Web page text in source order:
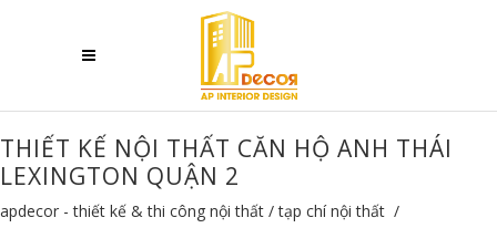
THIẾT KẾ NỘI THẤT CĂN HỘ ANH THÁI
LEXINGTON QUẬN 2
apdecor - thiết kế & thi công nội thất /tạp chí nội thất /